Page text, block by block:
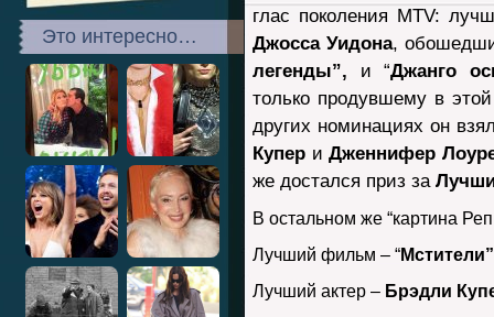
Это интересно…
глас поколения MTV:
Джосса Уидона,
легенды”, и “Джанго
только продувшему в этой
других номинациях он
Купер иДженнифер
же досталcя приз за
В остальном же “картина
Лучший фильм – “Мстители”
Лучший актер – Брэдли